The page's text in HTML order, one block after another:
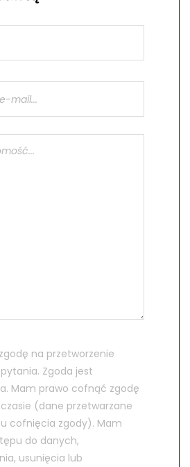
na przetworzenie
Zgoda jest
Mam prawo cofnąć zgodę
(dane przetwarzane
cofnięcia zgody). Mam
do danych,
usunięcia lub